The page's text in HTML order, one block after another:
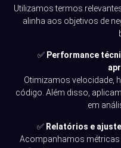
Utilizamos termos
alinha aos objetivos de
✅ Performance
Otimizamos velocidade,
código. Além disso,
em
✅ Relatórios e
Acompanhamos métricas